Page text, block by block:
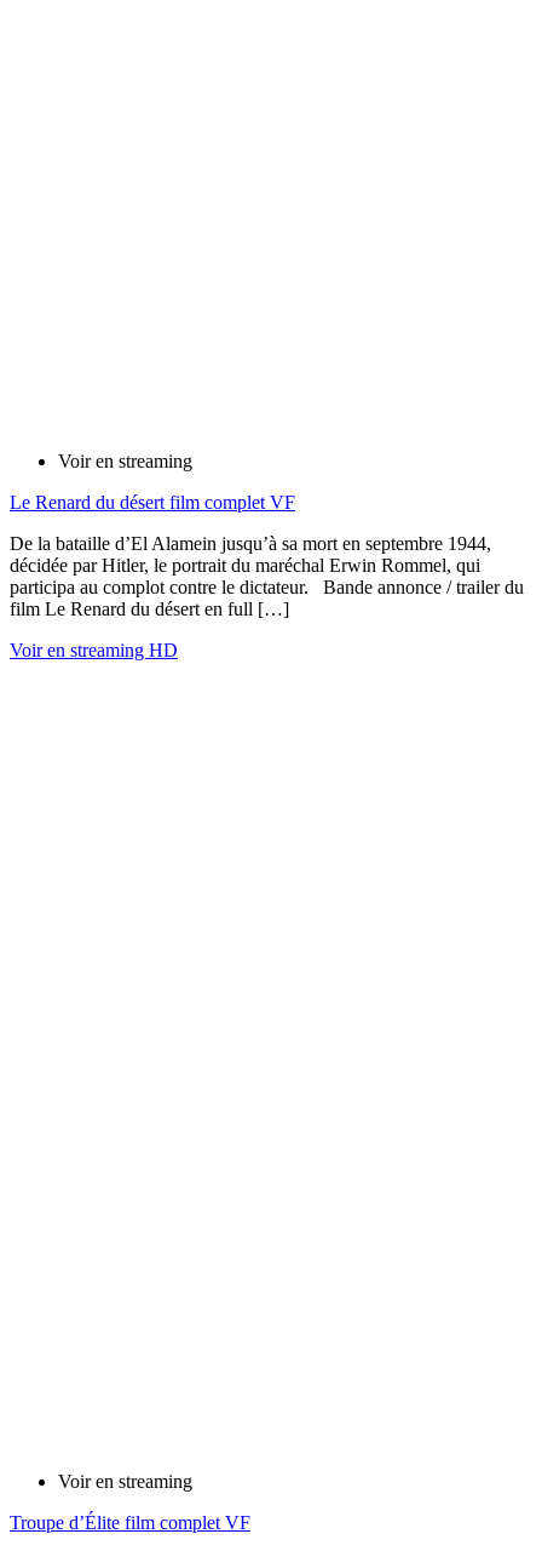
Voir en streaming
Le Renard du désert film complet VF
De la bataille d’El Alamein jusqu’à sa mort en septembre 1944,
décidée par Hitler, le portrait du maréchal Erwin Rommel, qui
participa au complot contre le dictateur. Bande annonce / trailer du
film Le Renard du désert en full […]
Voir en streaming HD
Voir en streaming
Troupe d’Élite film complet VF